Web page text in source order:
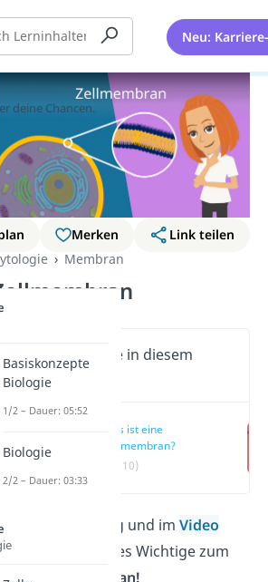
Neu:
Merken
Link teilen
Membran
Wichtige Inhalte in diesem
Video
Was ist eine
Zellmembran?
(00:10)
unserem Beitrag und imVideo
wir dir alles Wichtige zum
Thema
Zellmembran!
sich!
deine Chancen.
Basiskonzepte
Biologie
1/2 – Dauer: 05:52
Biologie
2/2 – Dauer: 03:33